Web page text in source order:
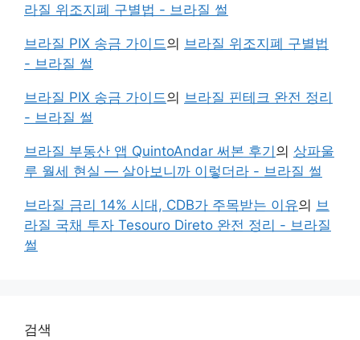
라질 위조지폐 구별법 - 브라질 썰
브라질 PIX 송금 가이드의 브라질 위조지폐 구별법
- 브라질 썰
브라질 PIX 송금 가이드의 브라질 핀테크 완전 정리
- 브라질 썰
브라질 부동산 앱 QuintoAndar 써본 후기의 상파울
루 월세 현실 — 살아보니까 이렇더라 - 브라질 썰
브라질 금리 14% 시대, CDB가 주목받는 이유의 브
라질 국채 투자 Tesouro Direto 완전 정리 - 브라질
썰
검색